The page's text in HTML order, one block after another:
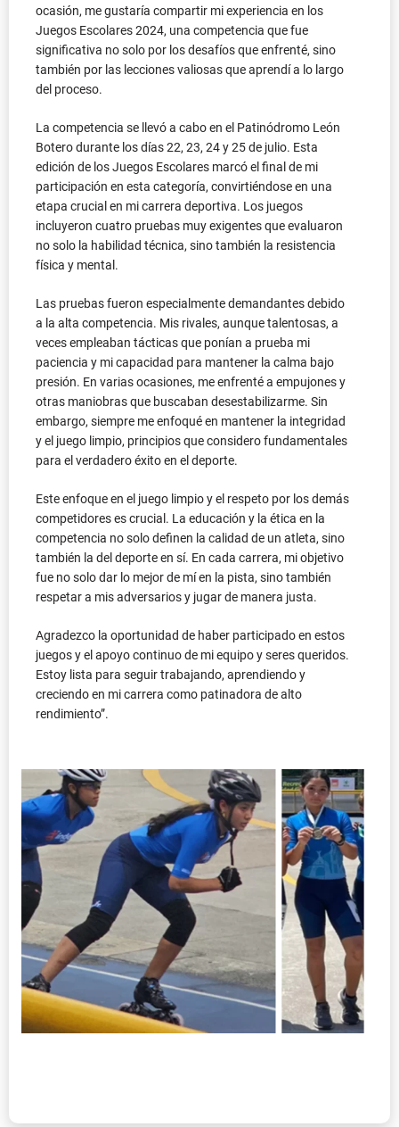
ocasión, me gustaría compartir mi experiencia en los
Juegos Escolares 2024, una competencia que fue
significativa no solo por los desafíos que enfrenté, sino
también por las lecciones valiosas que aprendí a lo largo
del proceso.
La competencia se llevó a cabo en el Patinódromo León
Botero durante los días 22, 23, 24 y 25 de julio. Esta
edición de los Juegos Escolares marcó el final de mi
participación en esta categoría, convirtiéndose en una
etapa crucial en mi carrera deportiva. Los juegos
incluyeron cuatro pruebas muy exigentes que evaluaron
no solo la habilidad técnica, sino también la resistencia
física y mental.
Las pruebas fueron especialmente demandantes debido
a la alta competencia. Mis rivales, aunque talentosas, a
veces empleaban tácticas que ponían a prueba mi
paciencia y mi capacidad para mantener la calma bajo
presión. En varias ocasiones, me enfrenté a empujones y
otras maniobras que buscaban desestabilizarme. Sin
embargo, siempre me enfoqué en mantener la integridad
y el juego limpio, principios que considero fundamentales
para el verdadero éxito en el deporte.
Este enfoque en el juego limpio y el respeto por los demás
competidores es crucial. La educación y la ética en la
competencia no solo definen la calidad de un atleta, sino
también la del deporte en sí. En cada carrera, mi objetivo
fue no solo dar lo mejor de mí en la pista, sino también
respetar a mis adversarios y jugar de manera justa.
Agradezco la oportunidad de haber participado en estos
juegos y el apoyo continuo de mi equipo y seres queridos.
Estoy lista para seguir trabajando, aprendiendo y
creciendo en mi carrera como patinadora de alto
rendimiento”.